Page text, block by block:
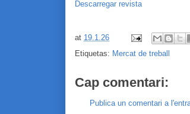
Descarregar revista
at 19.1.26
Etiquetas: Mercat de treball
Cap comentari:
Publica un comentari a